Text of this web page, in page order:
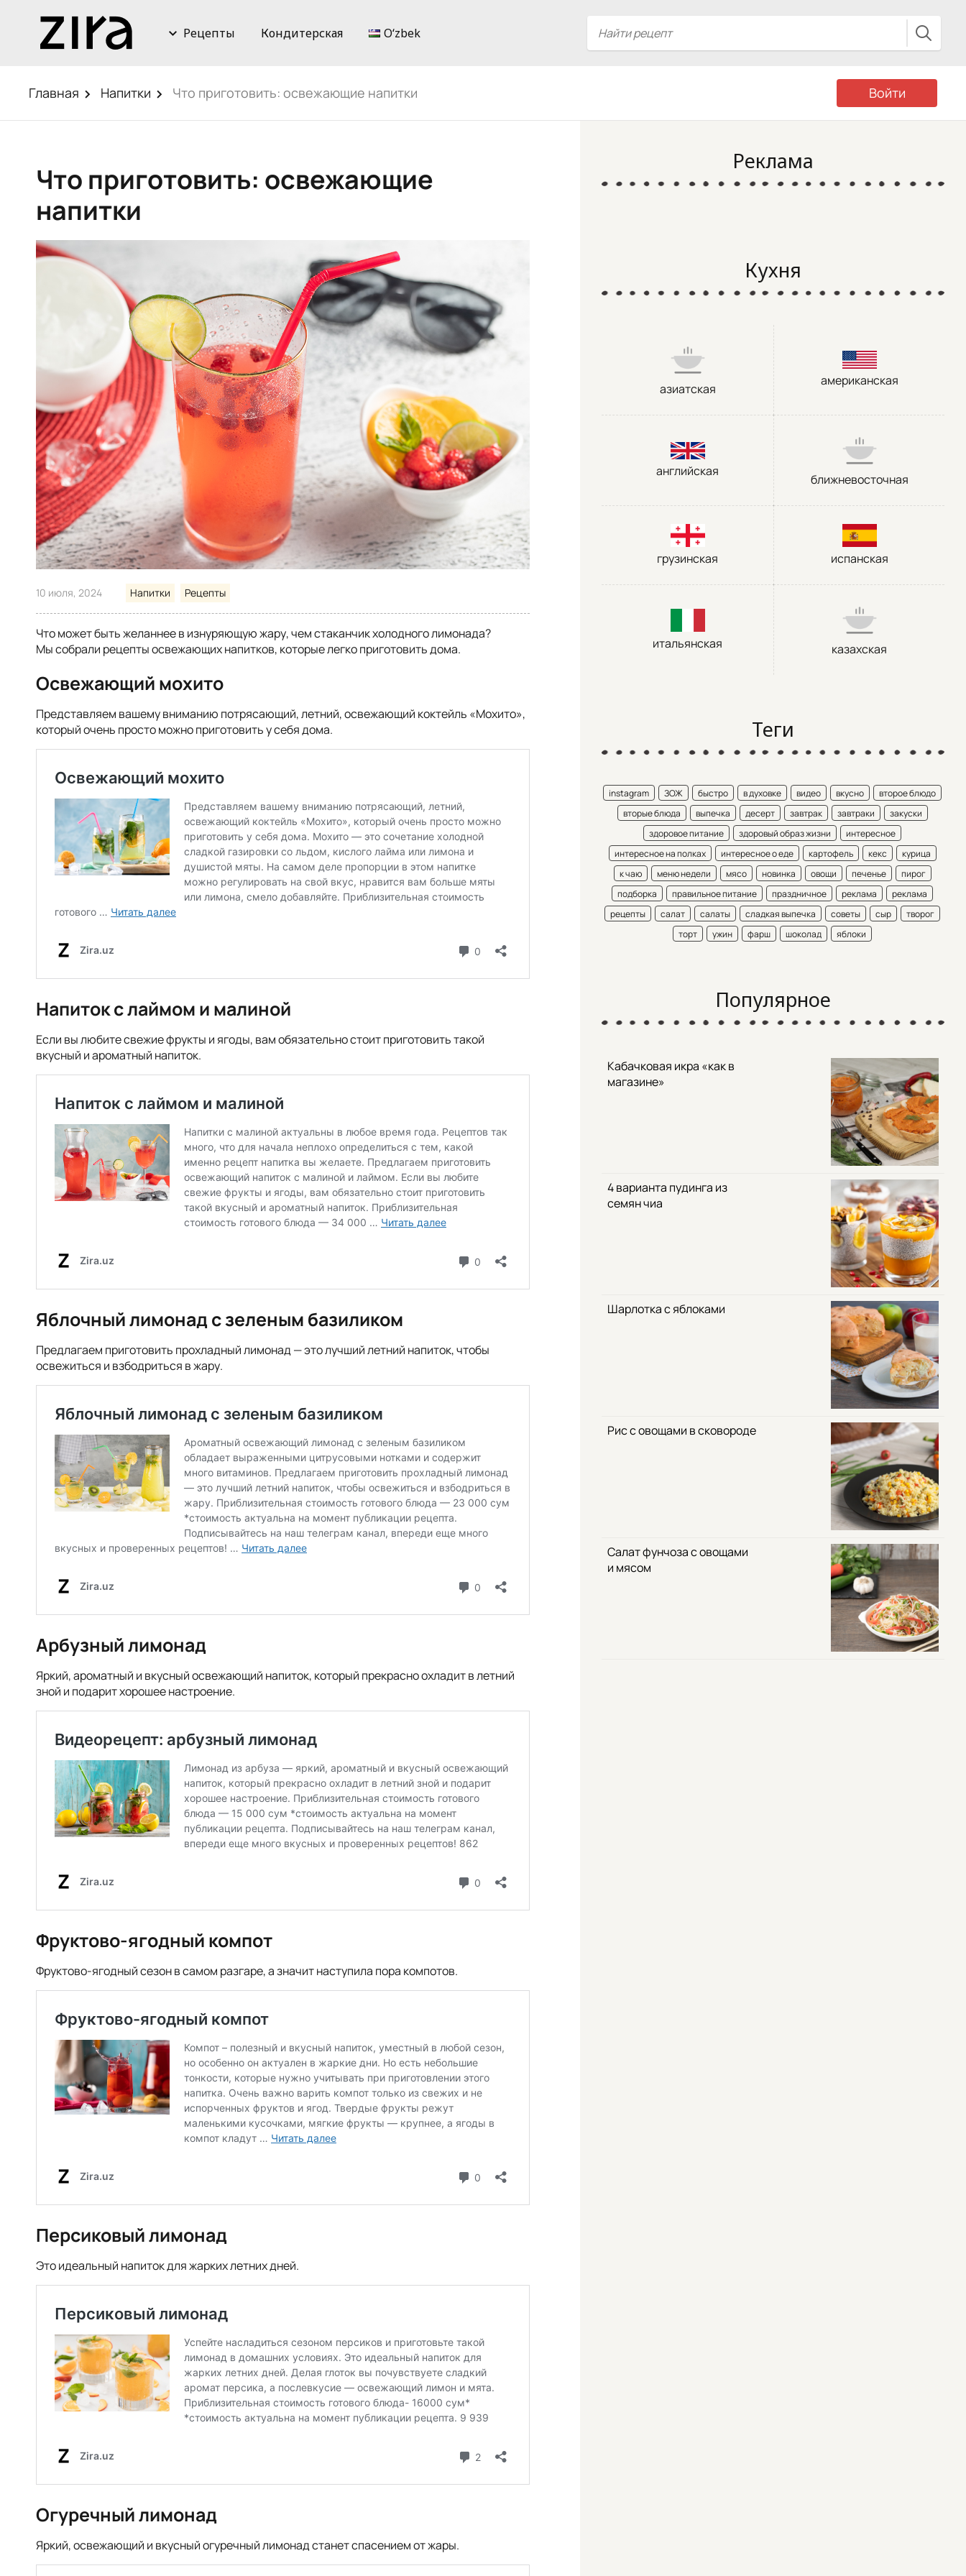
Рецепты Кондитерская Oʻzbek
Главная Напитки Что приготовить: освежающие напитки Войти
Что приготовить: освежающие
напитки
10 июля, 2024 Напитки Рецепты
Что может быть желаннее в изнуряющую жару, чем стаканчик холодного лимонада?
Мы собрали рецепты освежающих напитков, которые легко приготовить дома.
Освежающий мохито
Представляем вашему вниманию потрясающий, летний, освежающий коктейль «Мохито»,
который очень просто можно приготовить у себя дома.
Напиток с лаймом и малиной
Если вы любите свежие фрукты и ягоды, вам обязательно стоит приготовить такой
вкусный и ароматный напиток.
Яблочный лимонад с зеленым базиликом
Предлагаем приготовить прохладный лимонад — это лучший летний напиток, чтобы
освежиться и взбодриться в жару.
Арбузный лимонад
Яркий, ароматный и вкусный освежающий напиток, который прекрасно охладит в летний
зной и подарит хорошее настроение.
Фруктово-ягодный компот
Фруктово-ягодный сезон в самом разгаре, а значит наступила пора компотов.
Персиковый лимонад
Это идеальный напиток для жарких летних дней.
Огуречный лимонад
Яркий, освежающий и вкусный огуречный лимонад станет спасением от жары.
Реклама
Кухня
азиатская
американская
английская
ближневосточная
грузинская испанская
итальянская казахская
Теги
instagram ЗОЖ быстро в духовке видео вкусно
второе блюдо
вторые блюда
выпечка десерт завтрак завтраки
закуски
здоровое питание
здоровый образ жизни
интересное
интересное на полках
интересное о еде картофель кекс
курица
к чаю
меню недели мясо новинка овощи печенье
пирог
подборка
правильное питание праздничное реклама
реклама
рецепты
салат салаты сладкая выпечка советы сыр
творог
торт
ужин фарш шоколад яблоки
Популярное
Кабачковая икра «как в
магазине»
4 варианта пудинга из
семян чиа
Шарлотка с яблоками
Рис с овощами в сковороде
Салат фунчоза с овощами
и мясом